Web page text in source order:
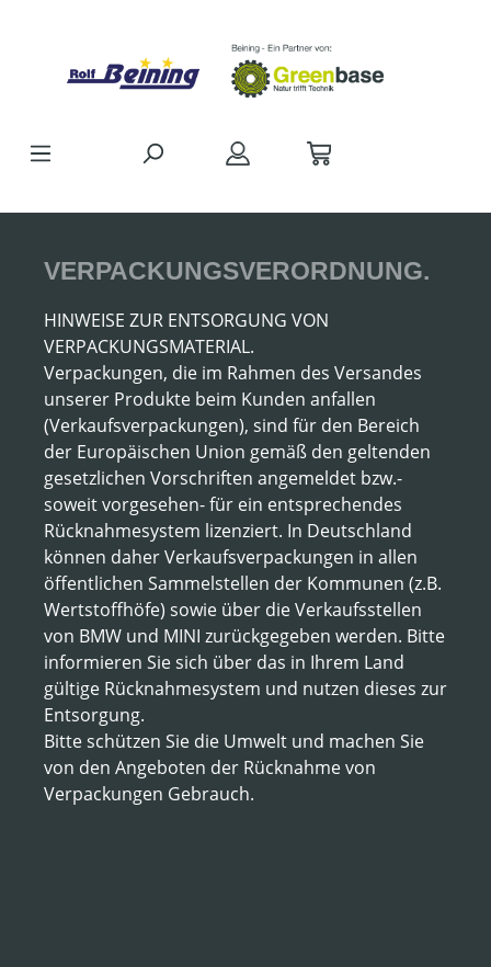
VERPACKUNGSVERORDNUNG.
HINWEISE ZUR ENTSORGUNG VON
VERPACKUNGSMATERIAL.
Verpackungen, die im Rahmen des Versandes
unserer Produkte beim Kunden anfallen
(Verkaufsverpackungen), sind für den Bereich
der Europäischen Union gemäß den geltenden
gesetzlichen Vorschriften angemeldet bzw.-
soweit vorgesehen- für ein entsprechendes
Rücknahmesystem lizenziert. In Deutschland
können daher Verkaufsverpackungen in allen
öffentlichen Sammelstellen der Kommunen (z.B.
Wertstoffhöfe) sowie über die Verkaufsstellen
von BMW und MINI zurückgegeben werden. Bitte
informieren Sie sich über das in Ihrem Land
gültige Rücknahmesystem und nutzen dieses zur
Entsorgung.
Bitte schützen Sie die Umwelt und machen Sie
von den Angeboten der Rücknahme von
Verpackungen Gebrauch.